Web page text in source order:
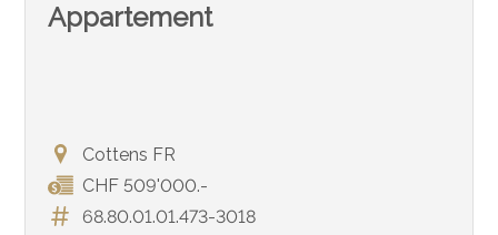
Appartement
Cottens FR
CHF 509'000.-
68.80.01.01.473-3018